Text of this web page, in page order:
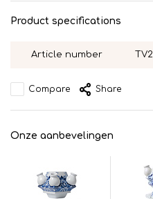
Product specifications
Article number
Compare Share
Onze aanbevelingen